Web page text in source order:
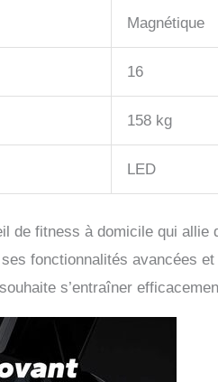
Magnétique
16
158 kg
LED
de fitness à domicile qui allie
fonctionnalités avancées
s’entraîner